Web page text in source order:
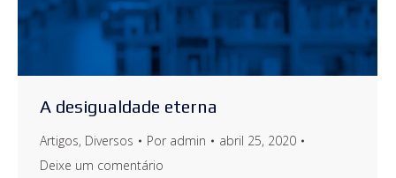
A desigualdade eterna
Artigos, Diversos Por admin
abril 25, 2020
Deixe um comentário